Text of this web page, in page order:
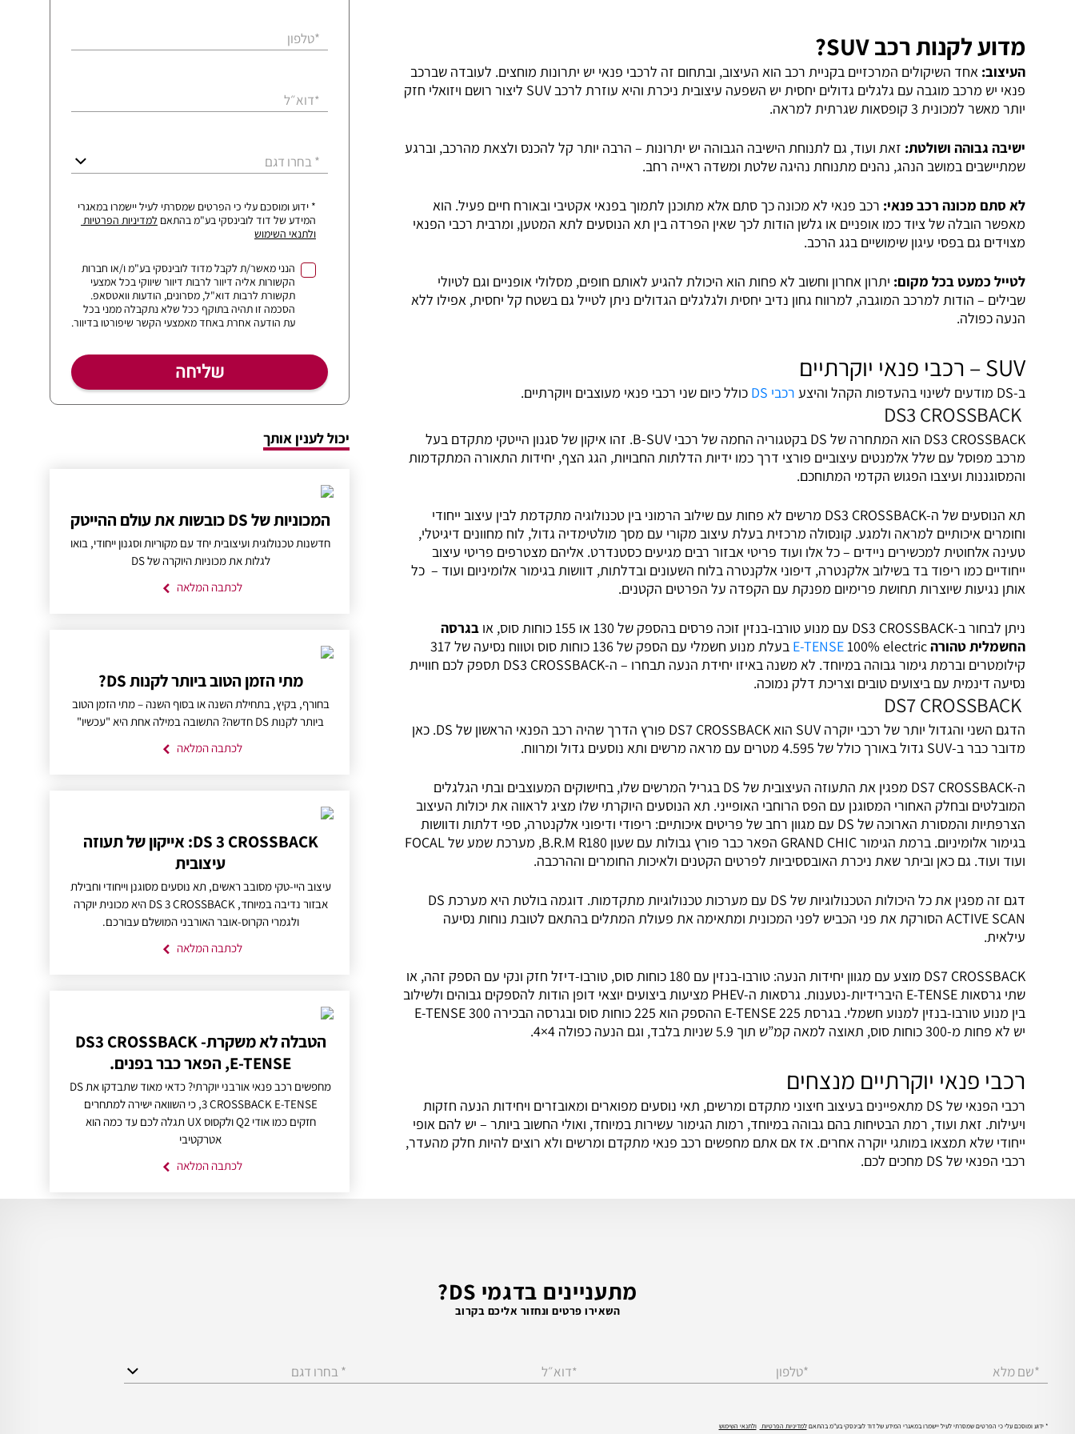
מדוע לקנות רכב SUV?
העיצוב: אחד השיקולים המרכזיים בקניית רכב הוא העיצוב, ובתחום זה לרכבי פנאי יש יתרונות מוחצים. לעובדה שברכב
פנאי יש מרכב מוגבה עם גלגלים גדולים יחסית יש השפעה עיצובית ניכרת והיא עוזרת לרכב SUV ליצור רושם ויזואלי חזק
יותר מאשר למכונית 3 קופסאות שגרתית למראה.
ישיבה גבוהה ושולטת: זאת ועוד, גם לתנוחת הישיבה הגבוהה יש יתרונות – הרבה יותר קל להכנס ולצאת מהרכב, וברגע
שמתיישבים במושב הנהג, נהנים מתנוחת נהיגה שלטת ומשדה ראייה רחב.
לא סתם מכונה רכב פנאי: רכב פנאי לא מכונה כך סתם אלא מתוכנן לתמוך בפנאי אקטיבי ובאורח חיים פעיל. הוא
מאפשר הובלה של ציוד כמו אופניים או גלשן הודות לכך שאין הפרדה בין תא הנוסעים לתא המטען, ומרבית רכבי הפנאי
מצוידים גם בפסי עיגון שימושיים בגג הרכב.
לטייל כמעט בכל מקום: יתרון אחרון וחשוב לא פחות הוא היכולת להגיע לאותם חופים, מסלולי אופניים וגם לטיולי
שבילים – הודות למרכב המוגבה, למרווח גחון נדיב יחסית ולגלגלים הגדולים ניתן לטייל גם בשטח קל יחסית, אפילו ללא
הנעה כפולה.
SUV – רכבי פנאי יוקרתיים
ב-DS מודעים לשינוי בהעדפות הקהל והיצע רכבי DS כולל כיום שני רכבי פנאי מעוצבים ויוקרתיים.
DS3 CROSSBACK הוא המתחרה של DS בקטגוריה החמה של רכבי B-SUV. זהו איקון של סגנון הייטקי מתקדם בעל
מרכב מפוסל עם שלל אלמנטים עיצוביים פורצי דרך כמו ידיות הדלתות החבויות, הגג הצף, יחידות התאורה המתקדמות
והמסוגננות ועיצבו הפגוש הקדמי המתוחכם.
תא הנוסעים של ה-DS3 CROSSBACK מרשים לא פחות עם שילוב הרמוני בין טכנולוגיה מתקדמת לבין עיצוב ייחודי
וחומרים איכותיים למראה ולמגע. קונסולה מרכזית בעלת עיצוב מקורי עם מסך מולטימדיה גדול, לוח מחוונים דיגיטלי,
טעינה אלחוטית למכשירים ניידים – כל אלו ועוד פריטי אבזור רבים מגיעים כסטנדרט. אליהם מצטרפים פריטי עיצוב
ייחודיים כמו ריפוד בד בשילוב אלקנטרה, דיפוני אלקנטרה בלוח השעונים ובדלתות, דוושות בגימור אלומיניום ועוד – כל
אותן נגיעות שיוצרות תחושת פרימיום מפנקת עם הקפדה על הפרטים הקטנים.
ניתן לבחור ב-DS3 CROSSBACK עם מנוע טורבו-בנזין זוכה פרסים בהספק של 130 או 155 כוחות סוס, או
בגרסה
החשמלית טהורה
E-TENSE
100% electric בעלת מנוע חשמלי עם הספק של 136 כוחות סוס וטווח נסיעה של 317
קילומטרים וברמת גימור גבוהה במיוחד. לא משנה באיזו יחידת הנעה תבחרו – ה-DS3 CROSSBACK תספק לכם חוויית
נסיעה דינמית עם ביצועים טובים וצריכת דלק נמוכה.
הדגם השני והגדול יותר של רכבי יוקרה SUV הוא DS7 CROSSBACK פורץ הדרך שהיה רכב הפנאי הראשון של DS. כאן
מדובר כבר ב-SUV גדול באורך כולל של 4.595 מטרים עם מראה מרשים ותא נוסעים גדול ומרווח.
ה-DS7 CROSSBACK מפגין את התעוזה העיצובית של DS בגריל המרשים שלו, בחישוקים המעוצבים ובתי הגלגלים
המובלטים ובחלק האחורי המסוגנן עם הפס הרוחבי האופייני. תא הנוסעים היוקרתי שלו מציג לראווה את יכולות העיצוב
הצרפתיות והמסורת הארוכה של DS עם מגוון רחב של פריטים איכותיים: ריפודי ודיפוני אלקנטרה, ספי דלתות ודוושות
בגימור אלומיניום. ברמת הגימור GRAND CHIC הפאר כבר פורץ גבולות עם שעון B.R.M R180, מערכת שמע של FOCAL
ועוד ועוד. גם כאן וביתר שאת ניכרת האובססיביות לפרטים הקטנים ולאיכות החומרים וההרכבה.
דגם זה מפגין את כל היכולות הטכנולוגיות של DS עם מערכות טכנולוגיות מתקדמות. דוגמה בולטת היא מערכת DS
ACTIVE SCAN הסורקת את פני הכביש לפני המכונית ומתאימה את פעולת המתלים בהתאם לטובת נוחות נסיעה
עילאית.
DS7 CROSSBACK מוצע עם מגוון יחידות הנעה: טורבו-בנזין עם 180 כוחות סוס, טורבו-דיזל חזק ונקי עם הספק זהה, או
שתי גרסאות E-TENSE היברידיות-נטענות. גרסאות ה-PHEV מציעות ביצועים יוצאי דופן הודות להספקים גבוהים ולשילוב
בין מנוע טורבו-בנזין למנוע חשמלי. בגרסת E-TENSE 225 ההספק הוא 225 כוחות סוס ובגרסה הבכירה E-TENSE 300
יש לא פחות מ-300 כוחות סוס, תאוצה למאה קמ”ש תוך 5.9 שניות בלבד, וגם הנעה כפולה 4×4.
רכבי פנאי יוקרתיים מנצחים
רכבי הפנאי של DS מתאפיינים בעיצוב חיצוני מתקדם ומרשים, תאי נוסעים מפוארים ומאובזרים ויחידות הנעה חזקות
ויעילות. זאת ועוד, רמת הבטיחות בהם גבוהה במיוחד, רמות הגימור עשירות במיוחד, ואולי החשוב ביותר – יש להם אופי
ייחודי שלא תמצאו במותגי יוקרה אחרים. אז אם אתם מחפשים רכב פנאי מתקדם ומרשים ולא רוצים להיות חלק מהעדר,
רכבי הפנאי של DS מחכים לכם.
*טלפון
*דוא״ל
* בחרו דגם
* ידוע ומוסכם עלי כי הפרטים שמסרתי לעיל יישמרו במאגרי
המידע של דוד לובינסקי בע"מ בהתאם למדיניות הפרטיות
ולתנאי השימוש
הנני מאשר/ת לקבל מדוד לובינסקי בע"מ ו/או חברות
הקשורות אליה דיוור לרבות דיוור שיווקי בכל אמצעי
תקשורת לרבות דוא"ל, מסרונים, הודעות וואטסאפ.
הסכמה זו תהיה בתוקף ככל שלא נתקבלה ממני בכל
עת הודעה אחרת באחד מאמצעי הקשר שיפורטו בדיוור.
יכול לענין אותך
המכוניות של DS כובשות את עולם ההייטק
חדשנות טכנולוגית ועיצובית יחד עם מקוריות וסגנון ייחודי, בואו
לגלות את מכוניות היוקרה של DS
לכתבה המלאה
מתי הזמן הטוב ביותר לקנות DS?
בחורף, בקיץ, בתחילת השנה או בסוף השנה – מתי הזמן הטוב
ביותר לקנות DS חדשה? התשובה במילה אחת היא "עכשיו"
לכתבה המלאה
DS 3 CROSSBACK: אייקון של תעוזה
עיצובית
עיצוב היי-טקי מסובב ראשים, תא נוסעים מסוגנן וייחודי וחבילת
אבזור נדיבה במיוחד, DS 3 CROSSBACK היא מכונית יוקרה
ולגמרי הקרוס-אובר האורבני המושלם עבורכם.
לכתבה המלאה
הטבלה לא משקרת- DS3 CROSSBACK
E-TENSE, הפאר כבר בפנים.
מחפשים רכב פנאי אורבני יוקרתי? כדאי מאוד שתבדקו את DS
3 CROSSBACK E-TENSE, כי השוואה ישירה למתחרים
חזקים כמו אודי Q2 ולקסוס UX תגלה לכם עד כמה הוא
אטרקטיבי
לכתבה המלאה
מתעניינים בדגמי DS?
השאירו פרטים ונחזור אליכם בקרוב
*שם מלא *טלפון *דוא״ל * בחרו דגם
* ידוע ומוסכם עלי כי הפרטים שמסרתי לעיל יישמרו במאגרי המידע של דוד לובינסקי בע"מ בהתאםלמדיניות הפרטיות ולתנאי השימוש